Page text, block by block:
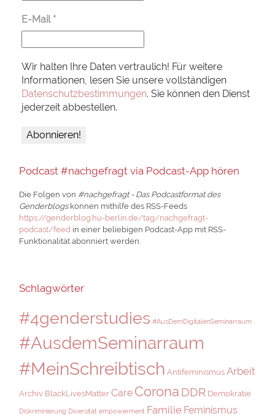
E-Mail *
Wir halten Ihre Daten vertraulich! Für weitere
Informationen, lesen Sie unsere vollständigen
Datenschutzbestimmungen. Sie können den Dienst
jederzeit abbestellen.
Podcast #nachgefragt via Podcast-App hören
Die Folgen von #nachgefragt - Das Podcastformat des
Genderblogskönnen mithilfe des RSS-Feeds
https://genderblog.hu-berlin.de/tag/nachgefragt-
podcast/feed in einer beliebigen Podcast-App mit RSS-
Funktionalität abonniert werden.
Schlagwörter
#4genderstudies #AusDemDigitalenSeminarraum
#AusdemSeminarraum
#MeinSchreibtisch Antifeminismus Arbeit
Archiv BlackLivesMatter Care Corona DDR Demokratie
Diskriminierung Diversität empowerment Familie Feminismus